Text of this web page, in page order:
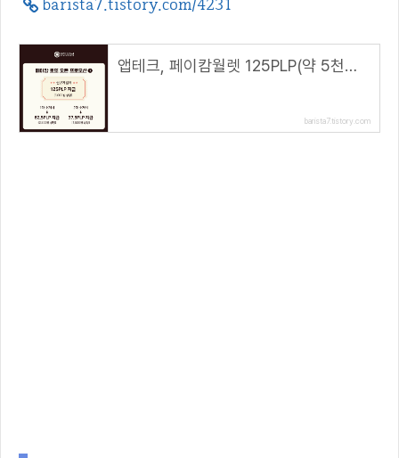
앱테크, 페이캄월렛 125PLP(약 5천원) 에어드랍 이벤트( 추천코드 : 1suMyLDRl )
barista7.tistory.com